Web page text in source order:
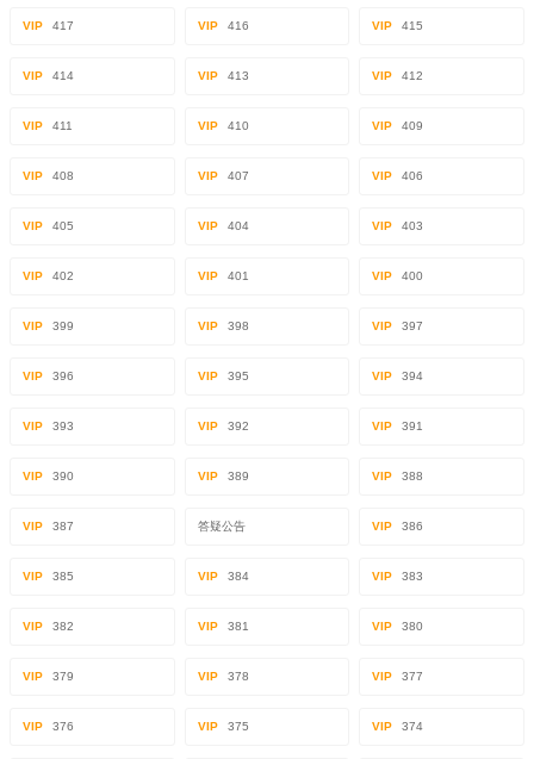
VIP 417 VIP 416 VIP 415
VIP 414 VIP 413 VIP 412
VIP 411 VIP 410 VIP 409
VIP 408 VIP 407 VIP 406
VIP 405 VIP 404 VIP 403
VIP 402 VIP 401 VIP 400
VIP 399 VIP 398 VIP 397
VIP 396 VIP 395 VIP 394
VIP 393 VIP 392 VIP 391
VIP 390 VIP 389 VIP 388
VIP 387 答疑公告 VIP 386
VIP 385 VIP 384 VIP 383
VIP 382 VIP 381 VIP 380
VIP 379 VIP 378 VIP 377
VIP 376 VIP 375 VIP 374